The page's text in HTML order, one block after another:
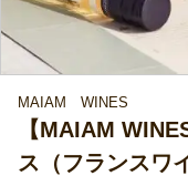
MAIAM WINES
【MAIAM
ス（フランスワ